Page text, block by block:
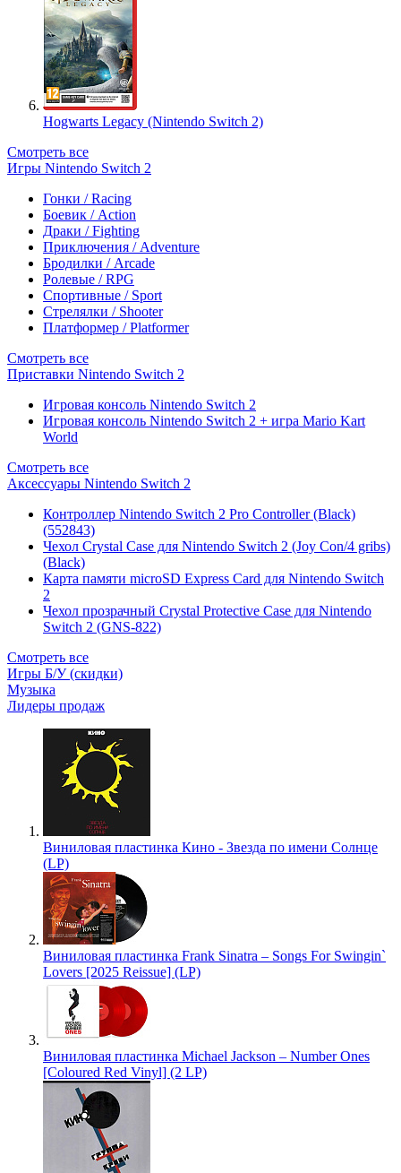
Hogwarts Legacy (Nintendo Switch 2)
Смотреть все
Игры Nintendo Switch 2
Гонки / Racing
Боевик / Action
Драки / Fighting
Приключения / Adventure
Бродилки / Arcade
Ролевые / RPG
Спортивные / Sport
Стрелялки / Shooter
Платформер / Platformer
Смотреть все
Приставки Nintendo Switch 2
Игровая консоль Nintendo Switch 2
Игровая консоль Nintendo Switch 2 + игра Mario Kart
World
Смотреть все
Аксессуары Nintendo Switch 2
Контроллер Nintendo Switch 2 Pro Controller (Black)
(552843)
Чехол Сrystal Сase для Nintendo Switch 2 (Joy Con/4 gribs)
(Black)
Карта памяти microSD Express Card для Nintendo Switch
2
Чехол прозрачный Crystal Protective Case для Nintendo
Switch 2 (GNS-822)
Смотреть все
Игры Б/У (скидки)
Музыка
Лидеры продаж
Виниловая пластинка Кино - Звезда по имени Солнце
(LP)
Виниловая пластинка Frank Sinatra – Songs For Swingin`
Lovers [2025 Reissue] (LP)
Виниловая пластинка Michael Jackson – Number Ones
[Coloured Red Vinyl] (2 LP)